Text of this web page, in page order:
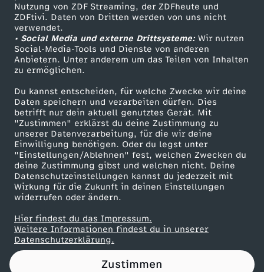
Nutzung von ZDF Streaming, der ZDFheute und
ZDFtivi. Daten von Dritten werden von uns nicht
verwendet.
• Social Media und externe Drittsysteme:Wir nutzen
Social-Media-Tools und Dienste von anderen
Anbietern. Unter anderem um das Teilen von Inhalten
zu ermöglichen.
Du kannst entscheiden, für welche Zwecke wir deine
Daten speichern und verarbeiten dürfen. Dies
betrifft nur dein aktuell genutztes Gerät. Mit
"Zustimmen" erklärst du deine Zustimmung zu
unserer Datenverarbeitung, für die wir deine
Einwilligung benötigen. Oder du legst unter
"Einstellungen/Ablehnen" fest, welchen Zwecken du
deine Zustimmung gibst und welchen nicht. Deine
Datenschutzeinstellungen kannst du jederzeit mit
Wirkung für die Zukunft in deinen Einstellungen
widerrufen oder ändern.
Hier findest du das Impressum.
Weitere Informationen findest du in unserer
Datenschutzerklärung.
Zustimmen
l
b
e
r
g
u
n
d
W
ZDF Unternehmen
Karriere
ZDF goes Schule
Werbefernsehen
Mainzelmännchen
Partner